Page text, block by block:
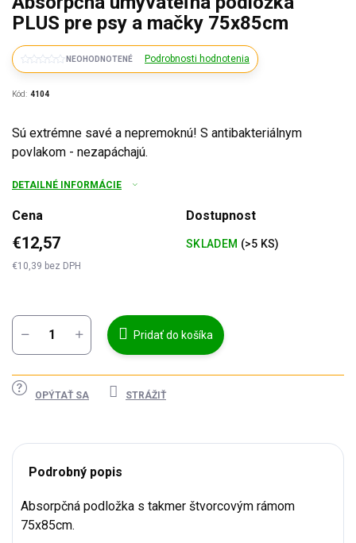
PLUS pre psy a mačky 75x85cm
NEOHODNOTENÉ Podrobnosti hodnotenia
Kód: 4104
Sú extrémne savé a nepremoknú! S antibakteriálnym
povlakom - nezapáchajú.
DETAILNÉ INFORMÁCIE
Cena
€12,57
€10,39 bez DPH
Dostupnost
SKLADEM (>5 KS)
Pridať do košíka
OPÝTAŤ SA STRÁŽIŤ
Podrobný popis
Absorpčná podložka s takmer štvorcovým rámom
75x85cm.